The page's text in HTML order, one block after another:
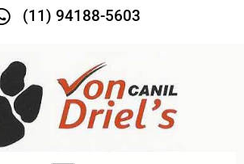
(11) 94188-5603